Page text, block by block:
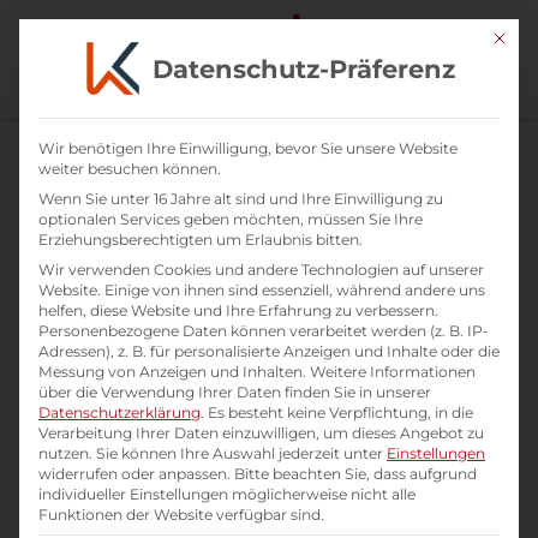
Psychologische Sicherheit als
Erfolgsfaktor
Psychologische Sicherheit ist die
Grundlage für High-Performance-
Teams.
Vertrauen und Zusammenarbeit
fördern eine offene
Kommunikationskultur.
Mit
Datenschutz-Präferenz
Wir benötigen Ihre Einwilligung, bevor Sie unsere Website
weiter besuchen können.
Wenn Sie unter 16 Jahre alt sind und Ihre Einwilligung zu
optionalen Services geben möchten, müssen Sie Ihre
Erziehungsberechtigten um Erlaubnis bitten.
Wir verwenden Cookies und andere Technologien auf unserer
Website. Einige von ihnen sind essenziell, während andere uns
helfen, diese Website und Ihre Erfahrung zu verbessern.
Personenbezogene Daten können verarbeitet werden (z. B. IP-
Adressen), z. B. für personalisierte Anzeigen und Inhalte oder die
Messung von Anzeigen und Inhalten. Weitere Informationen
über die Verwendung Ihrer Daten finden Sie in unserer
Datenschutzerklärung. Es besteht keine Verpflichtung, in die
Verarbeitung Ihrer Daten einzuwilligen, um dieses Angebot zu
nutzen. Sie können Ihre Auswahl jederzeit unter Einstellungen
widerrufen oder anpassen. Bitte beachten Sie, dass aufgrund
individueller Einstellungen möglicherweise nicht alle
Funktionen der Website verfügbar sind.